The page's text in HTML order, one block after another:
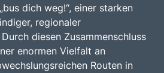
dich weg!“, einer starken
regionaler
diesen Zusammenschluss
enormen Vielfalt an
Routen in